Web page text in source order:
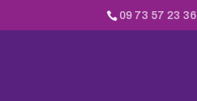
09 73 57 23 36